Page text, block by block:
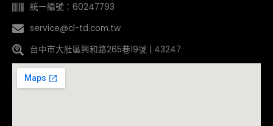
統一編號：60247793
service@cl-td.com.tw
台中市大肚區興和路265巷19號 | 43247